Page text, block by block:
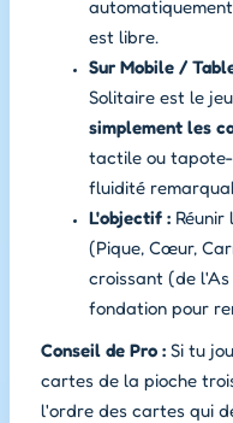
est libre.
Sur Mobile /
Solitaire est le
simplement les
tactile ou
fluidité
L'objectif :
(Pique, Cœur,
croissant (de l'As
fondation pour
Conseil de Pro : Si tu
cartes de la pioche
l'ordre des cartes qui